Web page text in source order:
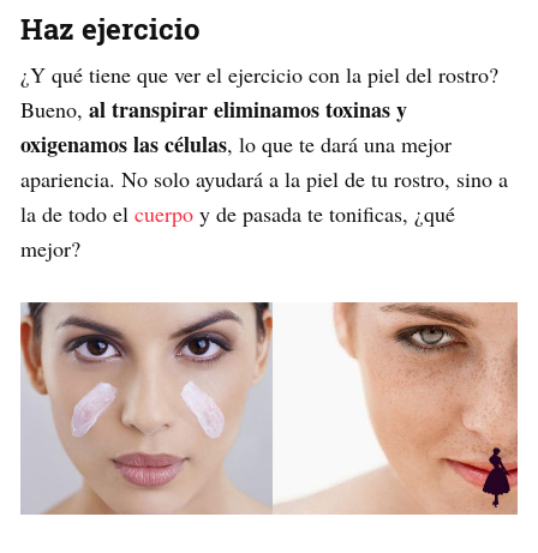
Haz ejercicio
¿Y qué tiene que ver el ejercicio con la piel del rostro?
Bueno, al transpirar eliminamos toxinas y
oxigenamos las células, lo que te dará una mejor
apariencia. No solo ayudará a la piel de tu rostro, sino a
la de todo el cuerpo y de pasada te tonificas, ¿qué
mejor?